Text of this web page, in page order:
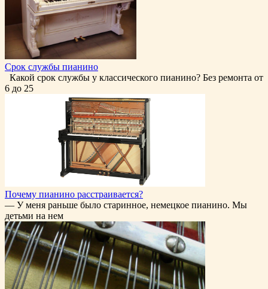
Срок службы пианино
Какой срок службы у классического пианино? Без ремонта от
6 до 25
Почему пианино расстраивается?
— У меня раньше было старинное, немецкое пианино. Мы
детьми на нем